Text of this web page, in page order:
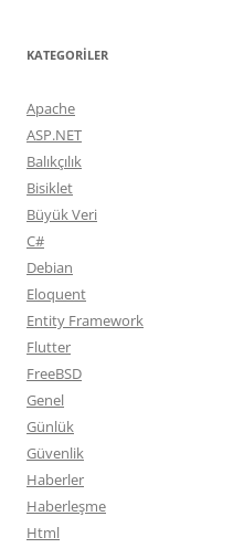
KATEGORILER
Apache
ASP.NET
Balıkçılık
Bisiklet
Büyük Veri
C#
Debian
Eloquent
Entity Framework
Flutter
FreeBSD
Genel
Günlük
Güvenlik
Haberler
Haberleşme
Html